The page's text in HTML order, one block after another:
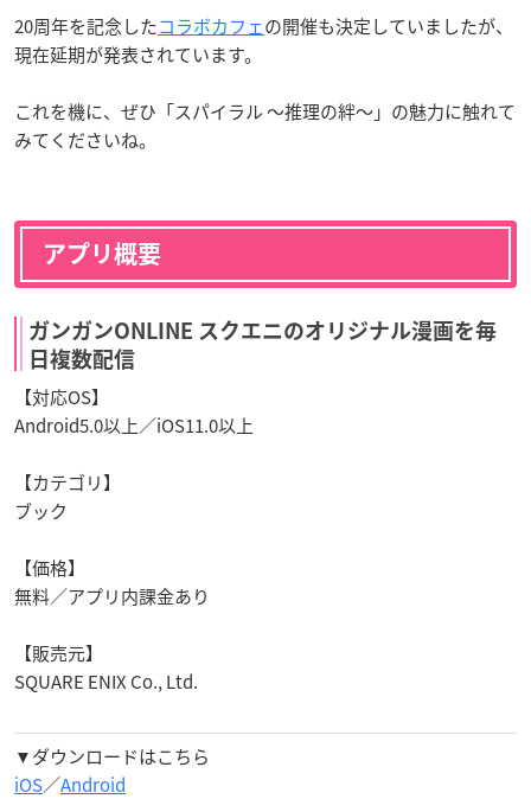
20周年を記念したコラボカフェの開催も決定していましたが、
現在延期が発表されています。
これを機に、ぜひ「スパイラル ～推理の絆～」の魅力に触れて
みてくださいね。
アプリ概要
ガンガンONLINE スクエニのオリジナル漫画を毎
日複数配信
【対応OS】
Android5.0以上／iOS11.0以上
【カテゴリ】
ブック
【価格】
無料／アプリ内課金あり
【販売元】
SQUARE ENIX Co., Ltd.
▼ダウンロードはこちら
iOS／Android